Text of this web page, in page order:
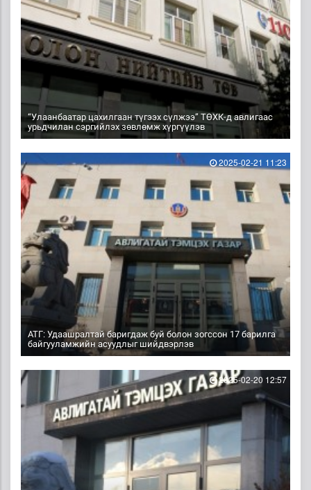
“Улаанбаатар цахилгаан түгээх сүлжээ” ТӨХК-д авлигаас
урьдчилан сэргийлэх зөвлөмж хүргүүлэв
АТГ: Удаашралтай баригдаж буй болон зогссон 17 барилга
байгууламжийн асуудлыг шийдвэрлэв
2025-02-21 11:23
2025-02-20 12:57